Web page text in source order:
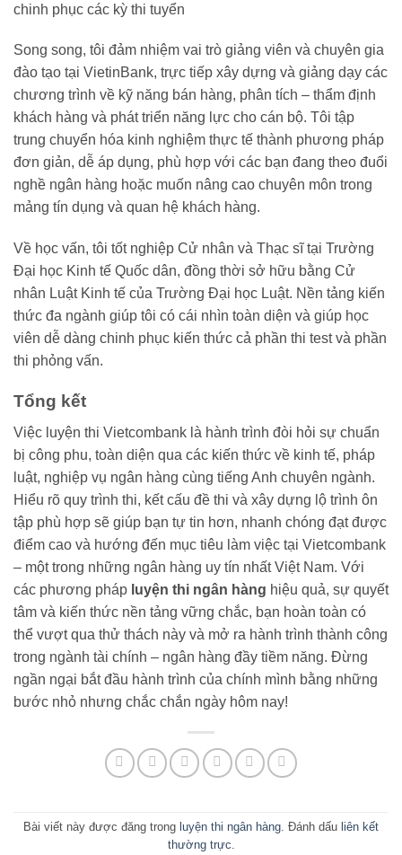
chinh phục các kỳ thi tuyển
Song song, tôi đảm nhiệm vai trò giảng viên và chuyên gia
đào tạo tại VietinBank, trực tiếp xây dựng và giảng dạy các
chương trình về kỹ năng bán hàng, phân tích – thẩm định
khách hàng và phát triển năng lực cho cán bộ. Tôi tập
trung chuyển hóa kinh nghiệm thực tế thành phương pháp
đơn giản, dễ áp dụng, phù hợp với các bạn đang theo đuổi
nghề ngân hàng hoặc muốn nâng cao chuyên môn trong
mảng tín dụng và quan hệ khách hàng.
Về học vấn, tôi tốt nghiệp Cử nhân và Thạc sĩ tại Trường
Đại học Kinh tế Quốc dân, đồng thời sở hữu bằng Cử
nhân Luật Kinh tế của Trường Đại học Luật. Nền tảng kiến
thức đa ngành giúp tôi có cái nhìn toàn diện và giúp học
viên dễ dàng chinh phục kiến thức cả phần thi test và phần
thi phỏng vấn.
Tổng kết
Việc luyện thi Vietcombank là hành trình đòi hỏi sự chuẩn
bị công phu, toàn diện qua các kiến thức về kinh tế, pháp
luật, nghiệp vụ ngân hàng cùng tiếng Anh chuyên ngành.
Hiểu rõ quy trình thi, kết cấu đề thi và xây dựng lộ trình ôn
tập phù hợp sẽ giúp bạn tự tin hơn, nhanh chóng đạt được
điểm cao và hướng đến mục tiêu làm việc tại Vietcombank
– một trong những ngân hàng uy tín nhất Việt Nam. Với
các phương pháp luyện thi ngân hàng hiệu quả, sự quyết
tâm và kiến thức nền tảng vững chắc, bạn hoàn toàn có
thể vượt qua thử thách này và mở ra hành trình thành công
trong ngành tài chính – ngân hàng đầy tiềm năng. Đừng
ngần ngại bắt đầu hành trình của chính mình bằng những
bước nhỏ nhưng chắc chắn ngày hôm nay!
Bài viết này được đăng trong luyện thi ngân hàng . Đánh dấu liên kết
thường trực